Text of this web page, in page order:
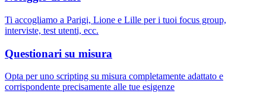
Ti accogliamo a Parigi, Lione e Lille per i tuoi focus group,
interviste, test utenti, ecc.
Questionari su misura
Opta per uno scripting su misura completamente adattato e
corrispondente precisamente alle tue esigenze